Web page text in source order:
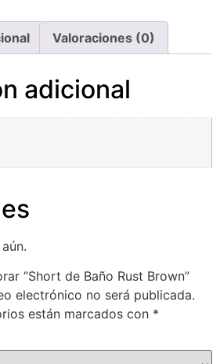
Valoraciones (0)
adicional
“Short de Baño Rust Brown”
electrónico no será publicada.
están marcados con *